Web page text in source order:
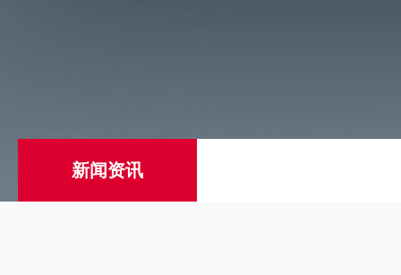
新闻资讯